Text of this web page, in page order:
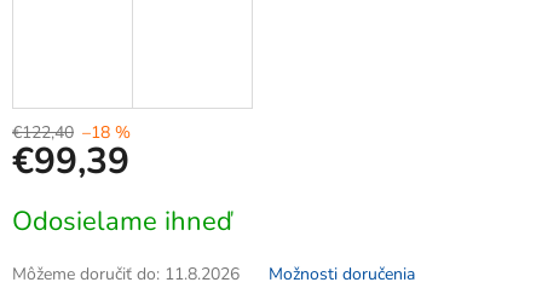
€122,40 –18 %
€99,39
cena:
Odosielame ihneď
Môžeme doručiť do: 11.8.2026 Možnosti doručenia